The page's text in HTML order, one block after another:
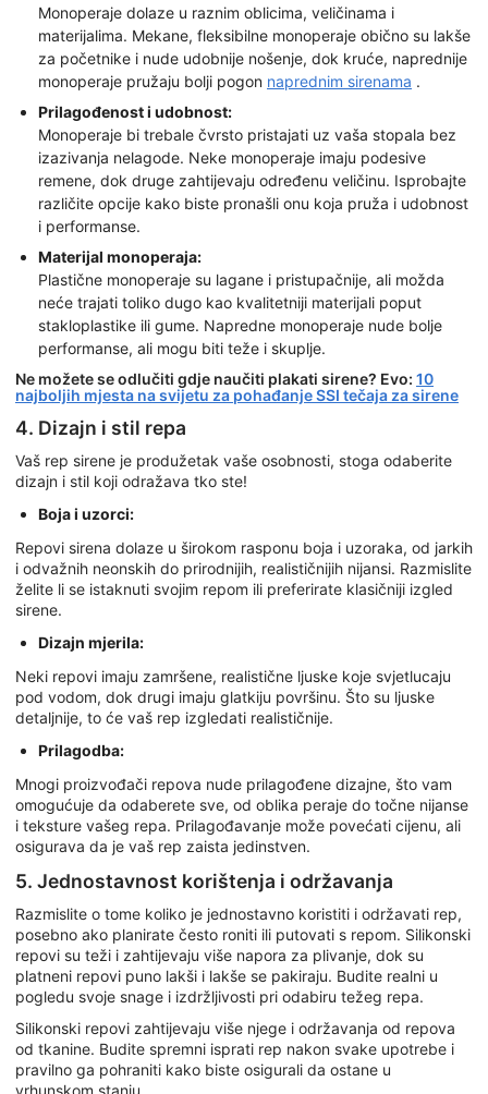
Monoperaje dolaze u raznim oblicima, veličinama i
materijalima. Mekane, fleksibilne monoperaje obično su lakše
za početnike i nude udobnije nošenje, dok kruće, naprednije
monoperaje pružaju bolji pogon naprednim sirenama .
Prilagođenost i udobnost:
Monoperaje bi trebale čvrsto pristajati uz vaša stopala bez
izazivanja nelagode. Neke monoperaje imaju podesive
remene, dok druge zahtijevaju određenu veličinu. Isprobajte
različite opcije kako biste pronašli onu koja pruža i udobnost
i performanse.
Materijal monoperaja:
Plastične monoperaje su lagane i pristupačnije, ali možda
neće trajati toliko dugo kao kvalitetniji materijali poput
stakloplastike ili gume. Napredne monoperaje nude bolje
performanse, ali mogu biti teže i skuplje.
Ne možete se odlučiti gdje naučiti plakati sirene? Evo: 10
najboljih mjesta na svijetu za pohađanje SSI tečaja za sirene
4. Dizajn i stil repa
Vaš rep sirene je produžetak vaše osobnosti, stoga odaberite
dizajn i stil koji odražava tko ste!
Boja i uzorci:
Repovi sirena dolaze u širokom rasponu boja i uzoraka, od jarkih
i odvažnih neonskih do prirodnijih, realističnijih nijansi. Razmislite
želite li se istaknuti svojim repom ili preferirate klasičniji izgled
sirene.
Dizajn mjerila:
Neki repovi imaju zamršene, realistične ljuske koje svjetlucaju
pod vodom, dok drugi imaju glatkiju površinu. Što su ljuske
detaljnije, to će vaš rep izgledati realističnije.
Prilagodba:
Mnogi proizvođači repova nude prilagođene dizajne, što vam
omogućuje da odaberete sve, od oblika peraje do točne nijanse
i teksture vašeg repa. Prilagođavanje može povećati cijenu, ali
osigurava da je vaš rep zaista jedinstven.
5. Jednostavnost korištenja i održavanja
Razmislite o tome koliko je jednostavno koristiti i održavati rep,
posebno ako planirate često roniti ili putovati s repom. Silikonski
repovi su teži i zahtijevaju više napora za plivanje, dok su
platneni repovi puno lakši i lakše se pakiraju. Budite realni u
pogledu svoje snage i izdržljivosti pri odabiru težeg repa.
Silikonski repovi zahtijevaju više njege i održavanja od repova
od tkanine. Budite spremni isprati rep nakon svake upotrebe i
pravilno ga pohraniti kako biste osigurali da ostane u
vrhunskom stanju.